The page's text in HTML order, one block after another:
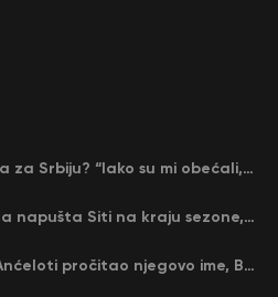
Zašto Rade Krunić ne igra za Srbiju? “Iako su mi obećali, niko me nije zvao…”
Kraj jedne ere – Gvardiola napušta Siti na kraju sezone, menja ga njegov nekadašnji rival
Nejmar ide na Mundijal: Anćeloti pročitao njegovo ime, Brazil u delirijumu (VIDEO)